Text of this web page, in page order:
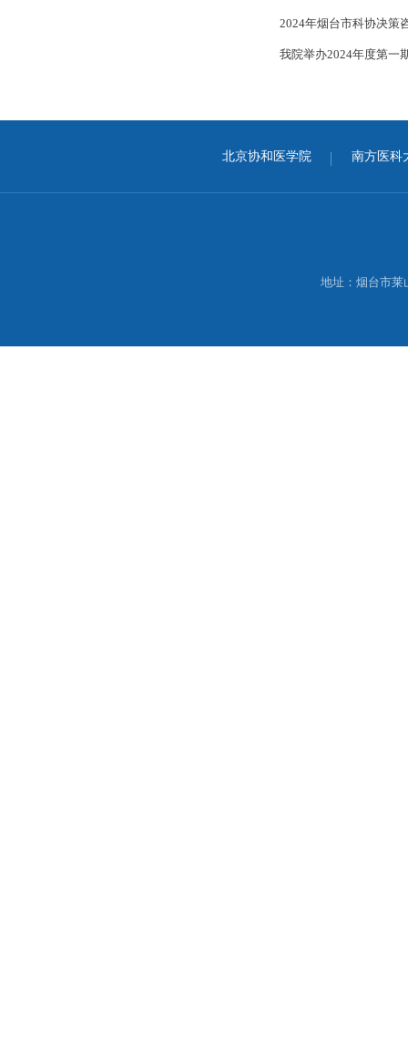
2024年烟台市科协决策
我院举办2024年度第一
北京协和医学院 南方医科
地址：烟台市莱